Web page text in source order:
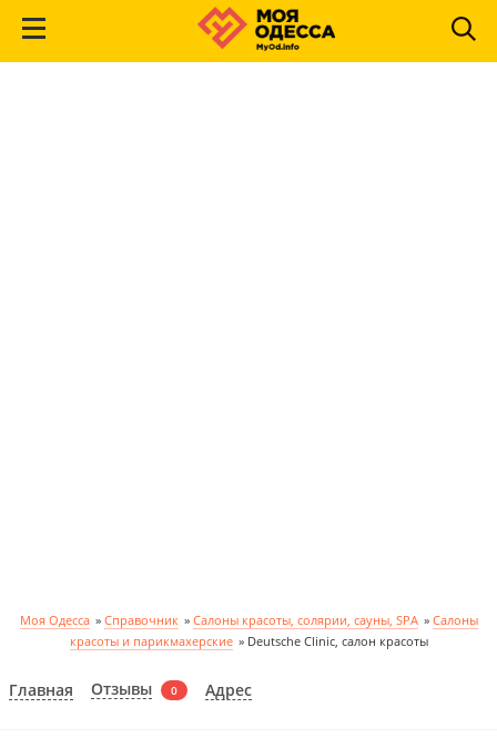
Моя Одесса » Справочник » Салоны красоты, солярии, сауны, SPA » Салоны
красоты и парикмахерские » Deutsche Clinic, салон красоты
Главная Отзывы 0 Адрес